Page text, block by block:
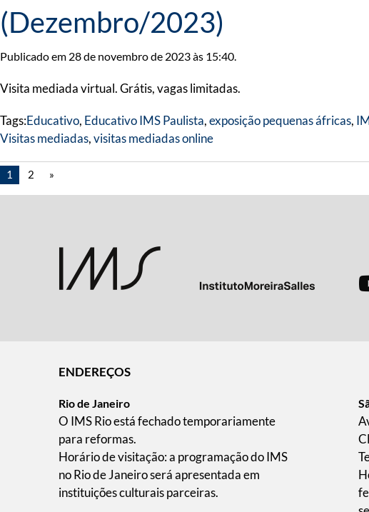
(Dezembro/2023)
Publicado em 28 de novembro de 2023 às 15:40.
Visita mediada virtual. Grátis, vagas limitadas.
Tags:Educativo, Educativo IMS Paulista,exposição pequenas áfricas,
Visitas mediadas,visitas mediadas online
1 2 »
ENDEREÇOS
Rio de Janeiro
O IMS Rio está fechado temporariamente
para reformas.
Horário de visitação: a programação do IMS
no Rio de Janeiro será apresentada em
instituições culturais parceiras.